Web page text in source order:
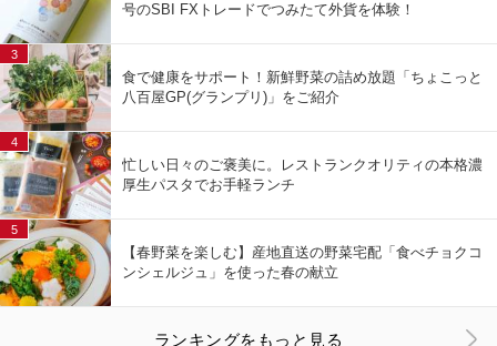
号のSBI FXトレードでつみたて外貨を体験！
食で健康をサポート！新鮮野菜の詰め放題「ちょこっと
八百屋GP(グランプリ)」をご紹介
3
忙しい日々のご褒美に。レストランクオリティの本格濃
厚生パスタでお手軽ランチ
4
【春野菜を楽しむ】産地直送の野菜宅配「食べチョクコ
ンシェルジュ」を使った春の献立
5
ランキングをもっと見る